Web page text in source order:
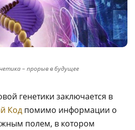
– прорыв в будущее
генетики заключается в
Код помимо информации о
полем, в котором